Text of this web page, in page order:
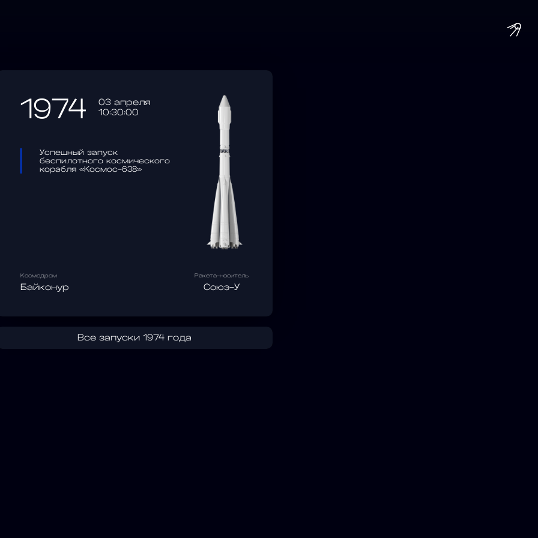
1974
03 апреля
10:30:00
Успешный запуск
беспилотного космического
корабля «Космос-638»
Космодром
Байконур
Ракета-носитель
Союз-У
Все запуски 1974 года